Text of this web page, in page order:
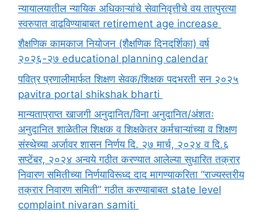
न्यायालयातील न्यायिक अधिकाऱ्यांचे सेवानिवृत्तीचे वय तात्पुरत्या
स्वरुपात वाढविण्याबाबत retirement age increase
शैक्षणिक कामकाज नियोजन (शैक्षणिक दिनदर्शिका) वर्ष
२०२६-२७ educational planning calendar
पवित्र प्रणालीमार्फत शिक्षण सेवक/शिक्षक पदभरती सन २०२५
pavitra portal shikshak bharti
मान्यताप्राप्त खाजगी अनुदानित/विना अनुदानित/अंशतः
अनुदानित शाळेतील शिक्षक व शिक्षकेतर कर्मचाऱ्यांच्या व शिक्षण
संस्थेच्या अर्जावर शासन निर्णय दि. २७ मार्च, २०२४ व दि.६
सप्टेंबर, २०२४ अन्वये गठीत करण्यात आलेल्या सुधारित तक्रार
निवारण समितीच्या निर्णयाविरूध्द दाद मागण्याकरिता “राज्यस्तरीय
तक्रार निवारण समिती” गठीत करण्याबाबत state level
complaint nivaran samiti